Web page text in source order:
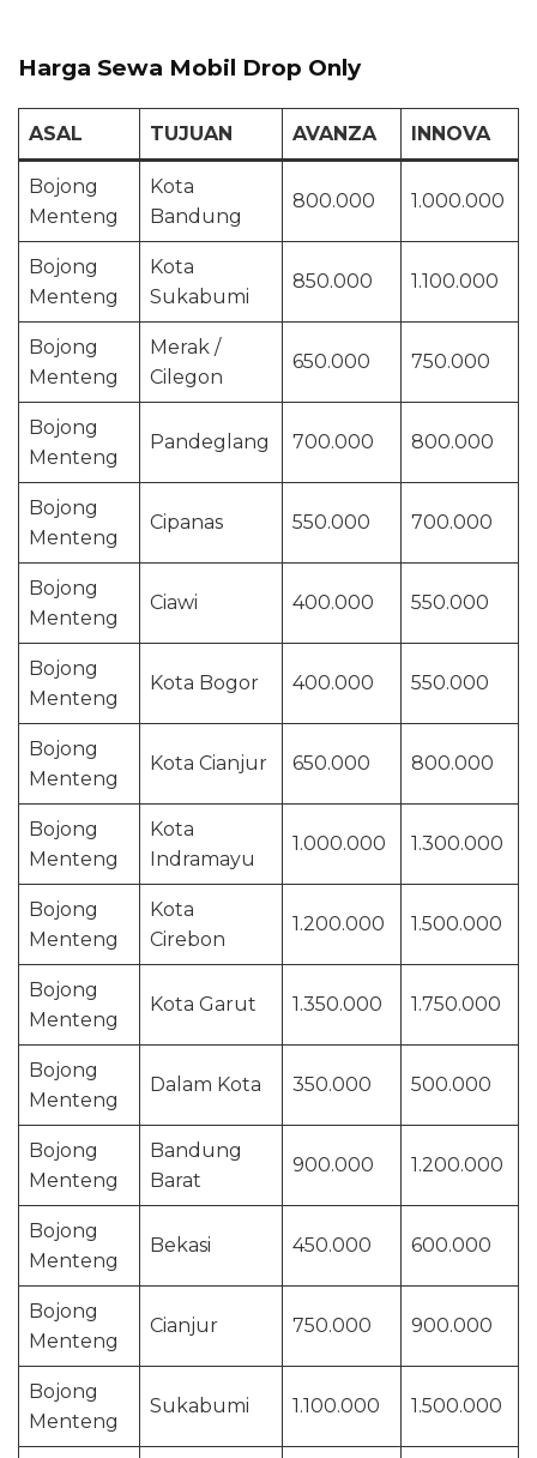
Harga Sewa Mobil Drop Only
ASAL TUJUAN AVANZA INNOVA
Bojong
Menteng
Kota
Bandung
800.000 1.000.000
Bojong
Menteng
Kota
Sukabumi
850.000 1.100.000
Bojong
Menteng
Merak /
Cilegon
650.000 750.000
Bojong
Menteng
Pandeglang 700.000 800.000
Bojong
Menteng
Cipanas 550.000 700.000
Bojong
Menteng
Ciawi 400.000 550.000
Bojong
Menteng
Kota Bogor 400.000 550.000
Bojong
Menteng
Kota Cianjur 650.000 800.000
Bojong
Menteng
Kota
Indramayu
1.000.000 1.300.000
Bojong
Menteng
Kota
Cirebon
1.200.000 1.500.000
Bojong
Menteng
Kota Garut 1.350.000 1.750.000
Bojong
Menteng
Dalam Kota 350.000 500.000
Bojong
Menteng
Bandung
Barat
900.000 1.200.000
Bojong
Menteng
Bekasi 450.000 600.000
Bojong
Menteng
Cianjur 750.000 900.000
Bojong
Menteng
Sukabumi 1.100.000 1.500.000